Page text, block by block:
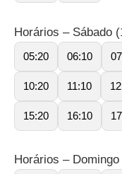
Horários – Sábado
05:20 06:10
10:20 11:10
15:20 16:10
Horários –